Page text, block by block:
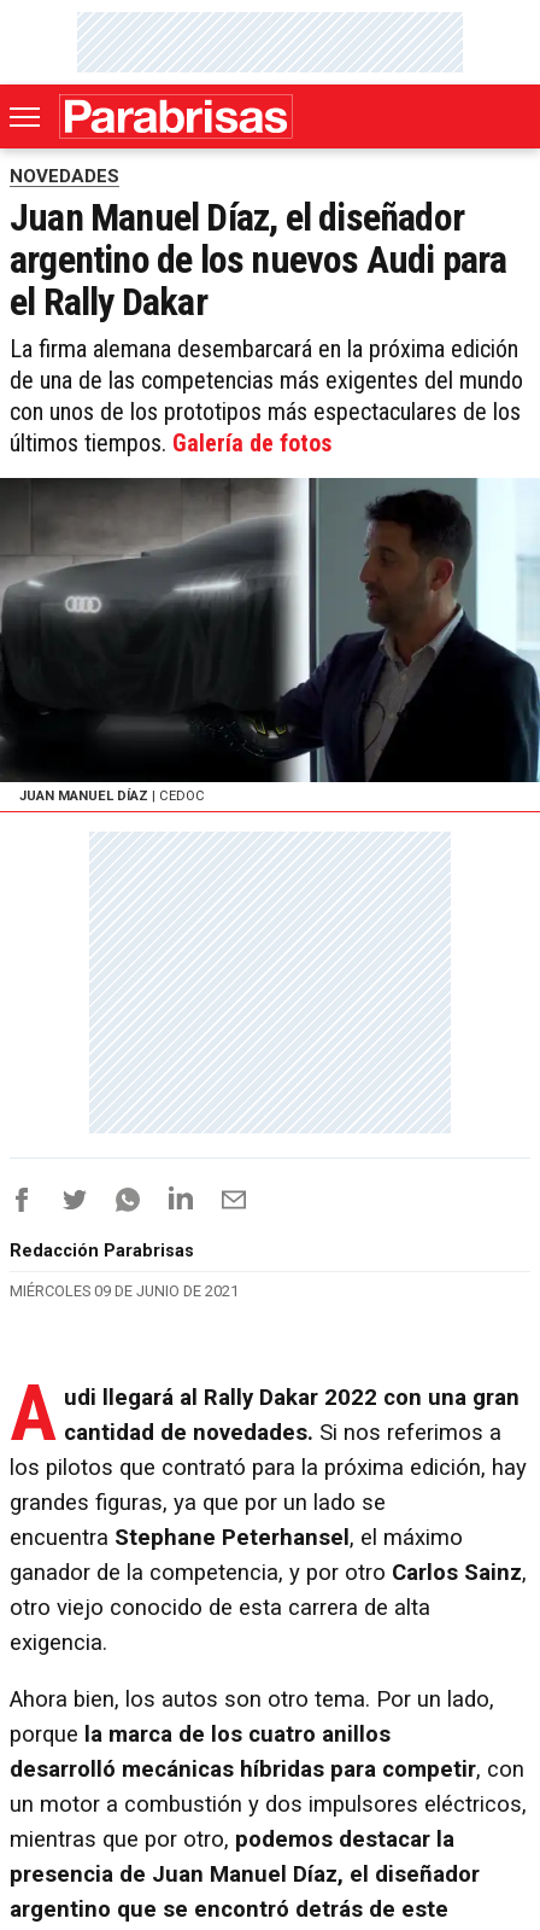
NOVEDADES
Juan Manuel Díaz, el diseñador
argentino de los nuevos Audi para
el Rally Dakar
La firma alemana desembarcará en la próxima edición
de una de las competencias más exigentes del mundo
con unos de los prototipos más espectaculares de los
últimos tiempos. Galería de fotos
JUAN MANUEL DÍAZ | CEDOC
Redacción Parabrisas
MIÉRCOLES 09 DE JUNIO DE 2021
A udi llegará al Rally Dakar 2022 con una gran
cantidad de novedades. Si nos referimos a
los pilotos que contrató para la próxima edición, hay
grandes figuras, ya que por un lado se
encuentra Stephane Peterhansel , el máximo
ganador de la competencia, y por otro Carlos Sainz,
otro viejo conocido de esta carrera de alta
exigencia.
Ahora bien, los autos son otro tema. Por un lado,
porque la marca de los cuatro anillos
desarrolló mecánicas híbridas para competir, con
un motor a combustión y dos impulsores eléctricos,
mientras que por otro, podemos destacar la
presencia de Juan Manuel Díaz, el diseñador
argentino que se encontró detrás de este